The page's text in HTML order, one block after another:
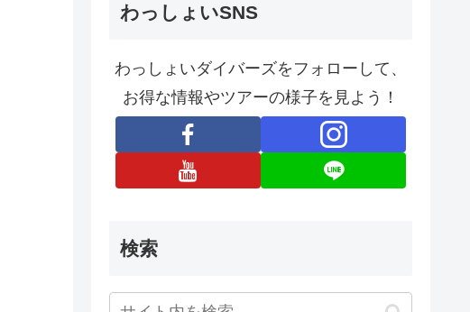
わっしょいSNS
わっしょいダイバーズをフォローして、
お得な情報やツアーの様子を見よう！
検索